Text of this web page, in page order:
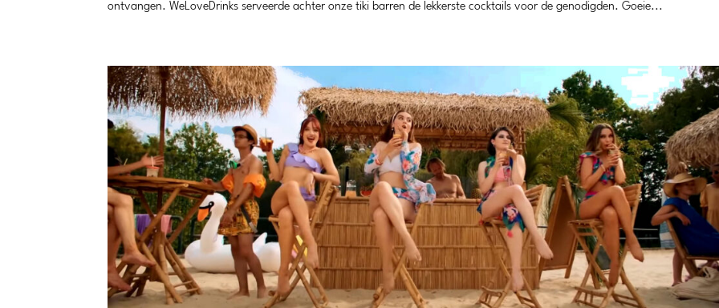
ontvangen. WeLoveDrinks serveerde achter onze tiki barren de lekkerste cocktails voor de genodigden. Goeie...